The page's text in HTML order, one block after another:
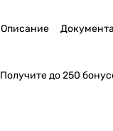
Описание
Получитедо 250